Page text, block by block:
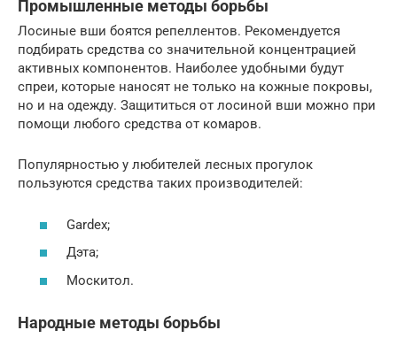
Промышленные методы борьбы
Лосиные вши боятся репеллентов. Рекомендуется
подбирать средства со значительной концентрацией
активных компонентов. Наиболее удобными будут
спреи, которые наносят не только на кожные покровы,
но и на одежду. Защититься от лосиной вши можно при
помощи любого средства от комаров.
Популярностью у любителей лесных прогулок
пользуются средства таких производителей:
Gardex;
Дэта;
Москитол.
Народные методы борьбы